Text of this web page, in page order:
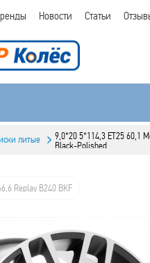
Новости Статьи
литые
9,0*20 5*114,3 ET25 60,1
Black-Polished
Replay B240 BKF